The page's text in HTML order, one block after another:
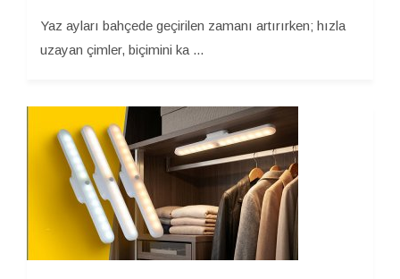
Yaz ayları bahçede geçirilen zamanı artırırken; hızla
uzayan çimler, biçimini ka ...